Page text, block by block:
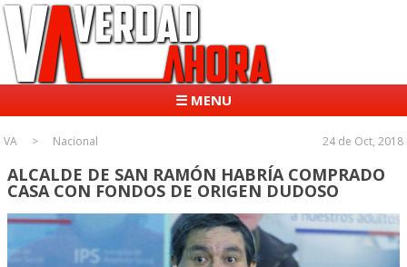
☰ MENU
VA Nacional 24 de Oct, 2018
ALCALDE DE SAN RAMÓN HABRÍA COMPRADO
CASA CON FONDOS DE ORIGEN DUDOSO